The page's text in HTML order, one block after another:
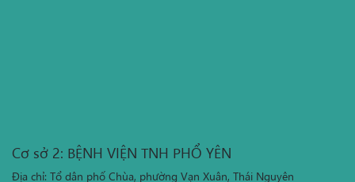
Cơ sở 2: BỆNH VIỆN TNH PHỔ YÊN
Địa chỉ: Tổ dân phố Chùa, phường Vạn Xuân, Thái Nguyên